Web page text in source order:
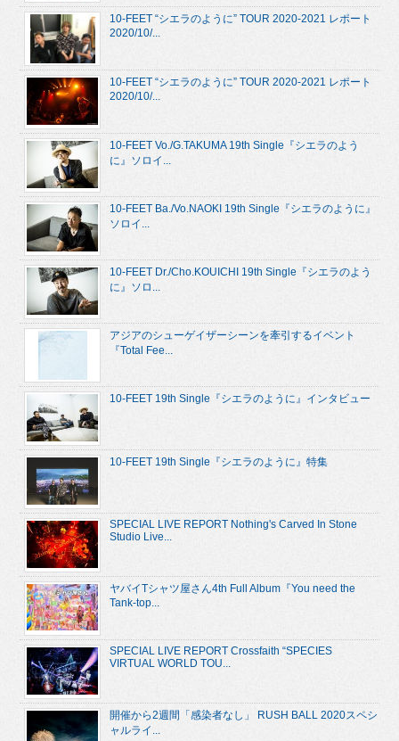
10-FEET “シエラのように” TOUR 2020-2021 レポート
2020/10/...
10-FEET “シエラのように” TOUR 2020-2021 レポート
2020/10/...
10-FEET Vo./G.TAKUMA 19th Single『シエラのよう
に』ソロイ...
10-FEET Ba./Vo.NAOKI 19th Single『シエラのように』
ソロイ...
10-FEET Dr./Cho.KOUICHI 19th Single『シエラのよう
に』ソロ...
アジアのシューゲイザーシーンを牽引するイベント
『Total Fee...
10-FEET 19th Single『シエラのように』インタビュー
10-FEET 19th Single『シエラのように』特集
SPECIAL LIVE REPORT Nothing's Carved In Stone
Studio Live...
ヤバイTシャツ屋さん4th Full Album『You need the
Tank-top...
SPECIAL LIVE REPORT Crossfaith “SPECIES
VIRTUAL WORLD TOU...
開催から2週間「感染者なし」 RUSH BALL 2020スペシ
ャルライ...